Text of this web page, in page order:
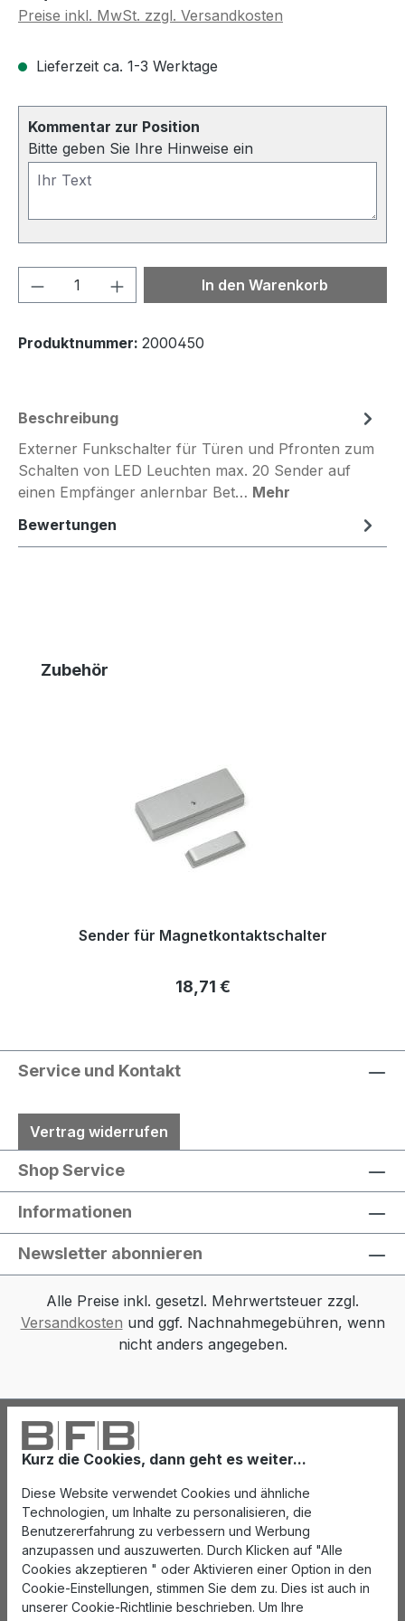
Kurz die Cookies, dann geht es weiter...
Diese Website verwendet Cookies und ähnliche
Technologien, um Inhalte zu personalisieren, die
Benutzererfahrung zu verbessern und Werbung
anzupassen und auszuwerten. Durch Klicken auf "Alle
Cookies akzeptieren " oder Aktivieren einer Option in den
Cookie-Einstellungen, stimmen Sie dem zu. Dies ist auch in
unserer Cookie-Richtlinie beschrieben. Um Ihre
Preise inkl. MwSt. zzgl. Versandkosten
Lieferzeit ca. 1-3 Werktage
Kommentar zur Position
Bitte geben Sie Ihre Hinweise ein
Produkt Anzahl: Gib denIn den Warenkorb
Produktnummer: 2000450
Beschreibung
Externer Funkschalter für Türen und Pfronten zum
Schalten von LED Leuchten max. 20 Sender auf
einen Empfänger anlernbar Bet… Mehr
Bewertungen
Produktgalerie überspringen
Zubehör
Sender für Magnetkontaktschalter
Regulärer Preis:
18,71 €
Service und Kontakt
Vertrag widerrufen
Shop Service
Informationen
Newsletter abonnieren
Alle Preise inkl. gesetzl. Mehrwertsteuer zzgl.
Versandkosten und ggf. Nachnahmegebühren, wenn
nicht anders angegeben.